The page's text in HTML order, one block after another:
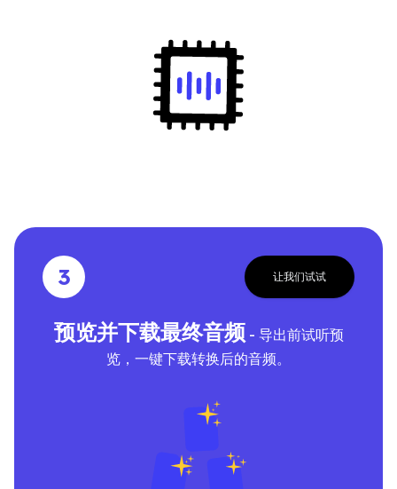
3 让我们试试
预览并下载最终音频 - 导出前试听预
览，一键下载转换后的音频。